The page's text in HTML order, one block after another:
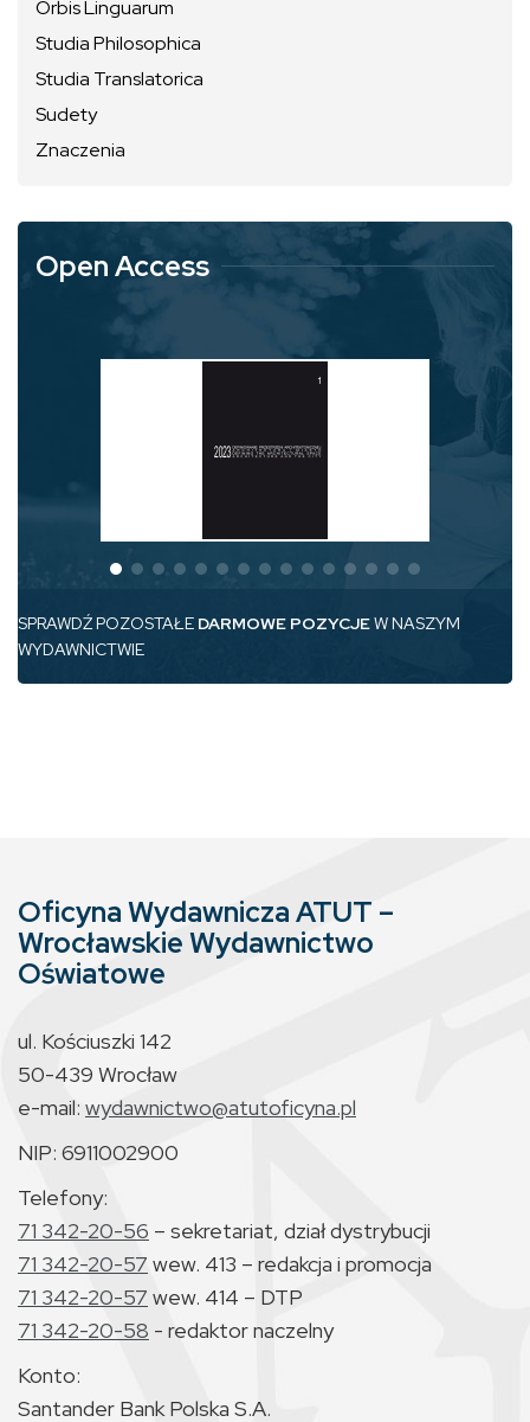
Orbis Linguarum
Studia Philosophica
Studia Translatorica
Sudety
Znaczenia
Open Access
SPRAWDŹ POZOSTAŁE DARMOWE POZYCJEW NASZYM
WYDAWNICTWIE
Oficyna Wydawnicza ATUT –
Wrocławskie Wydawnictwo
Oświatowe
ul. Kościuszki 142
50-439 Wrocław
e-mail: wydawnictwo@atutoficyna.pl
NIP: 6911002900
Telefony:
71 342-20-56 – sekretariat, dział dystrybucji
71 342-20-57 wew. 413 – redakcja i promocja
71 342-20-57 wew. 414 – DTP
71 342-20-58 - redaktor naczelny
Konto:
Santander Bank Polska S.A.